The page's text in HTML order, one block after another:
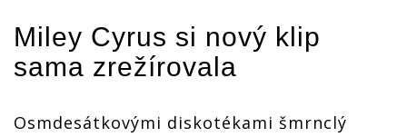
Miley Cyrus si nový klip
sama zrežírovala
Osmdesátkovými diskotékami šmrnclý